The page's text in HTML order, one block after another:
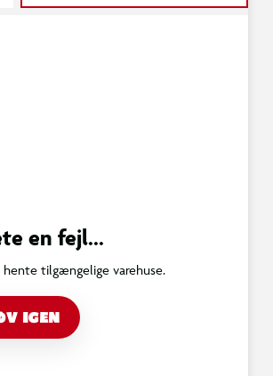
en fejl...
tilgængelige varehuse.
IGEN